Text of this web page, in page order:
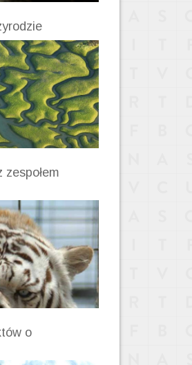
zespołem
o